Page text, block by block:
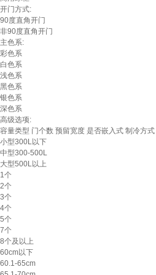
开门方式:
90度直角开门
非90度直角开门
主色系:
彩色系
白色系
浅色系
黑色系
银色系
深色系
高级选项:
容量类型 门个数 预留宽度 是否嵌入式 制冷方式
小型300L以下
中型300-500L
大型500L以上
1个
2个
3个
4个
5个
7个
8个及以上
60cm以下
60.1-65cm